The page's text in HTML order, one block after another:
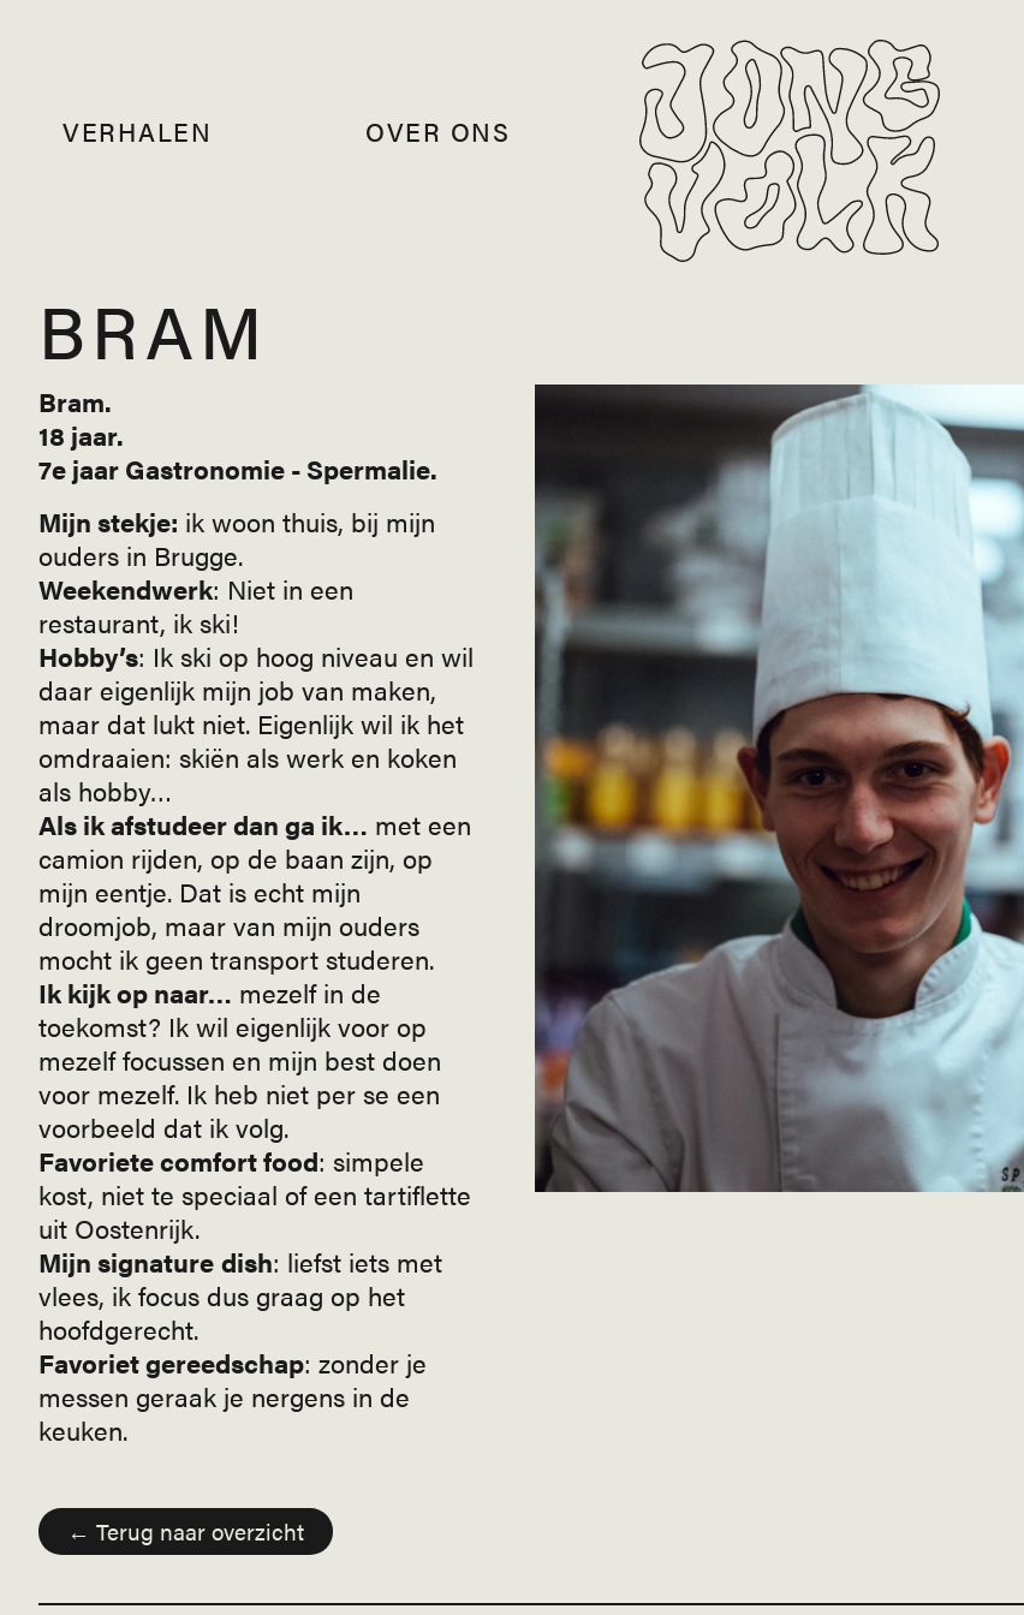
VERHALEN OVER ONS
BRAM
Bram.
18 jaar.
7e jaar Gastronomie - Spermalie.
Mijn stekje: ik woon thuis, bij mijn
ouders in Brugge.
Weekendwerk: Niet in een
restaurant, ik ski!
Hobby’s: Ik ski op hoog niveau en wil
daar eigenlijk mijn job van maken,
maar dat lukt niet. Eigenlijk wil ik het
omdraaien: skiën als werk en koken
als hobby…
Als ik afstudeer dan ga ik… met een
camion rijden, op de baan zijn, op
mijn eentje. Dat is echt mijn
droomjob, maar van mijn ouders
mocht ik geen transport studeren.
Ik kijk op naar… mezelf in de
toekomst? Ik wil eigenlijk voor op
mezelf focussen en mijn best doen
voor mezelf. Ik heb niet per se een
voorbeeld dat ik volg.
Favoriete comfort food: simpele
kost, niet te speciaal of een tartiflette
uit Oostenrijk.
Mijn signaturedish: liefst iets met
vlees, ik focus dus graag op het
hoofdgerecht.
Favoriet gereedschap: zonder je
messen geraak je nergens in de
keuken.
← Terug naar overzicht